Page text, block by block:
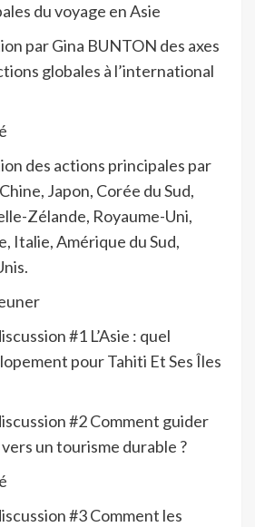
du voyage en Asie
par Gina BUNTON des axes
globales à l’international
des actions principales par
Japon, Corée du Sud,
Zélande, Royaume-Uni,
Italie, Amérique du Sud,
#1 L’Asie : quel
pour Tahiti Et Ses Îles
#2 Comment guider
un tourisme durable ?
#3 Comment les